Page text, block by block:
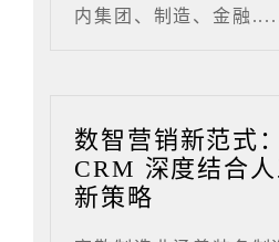
内集团、制造、金融
数智营销新范式
CRM 深度结合人
新策略